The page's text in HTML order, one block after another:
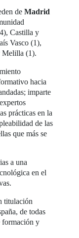
deMadrid
Castilla y
Vasco (1),
Melilla (1).
hacia
imparte
prácticas en la
de las
que más se
a una
en el
titulación
de todas
formación y